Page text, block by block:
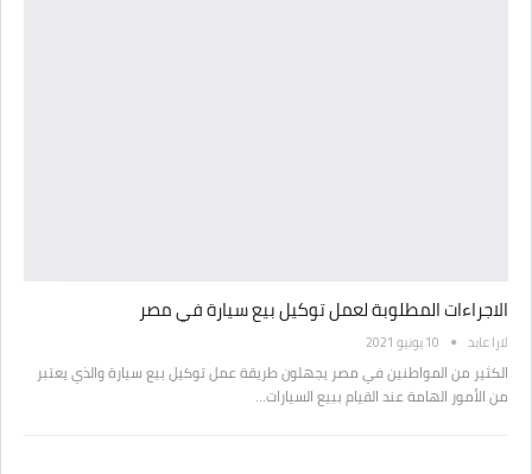
الاجراءات المطلوبة لعمل توكيل بيع سيارة في مصر
لارا عابد 10 يونيو 2021
الكثير من المواطنين في مصر يجهلون طريقة عمل توكيل بيع سيارة والذي يعتبر
من الأمور الهامة عند القيام ببيع السيارات…